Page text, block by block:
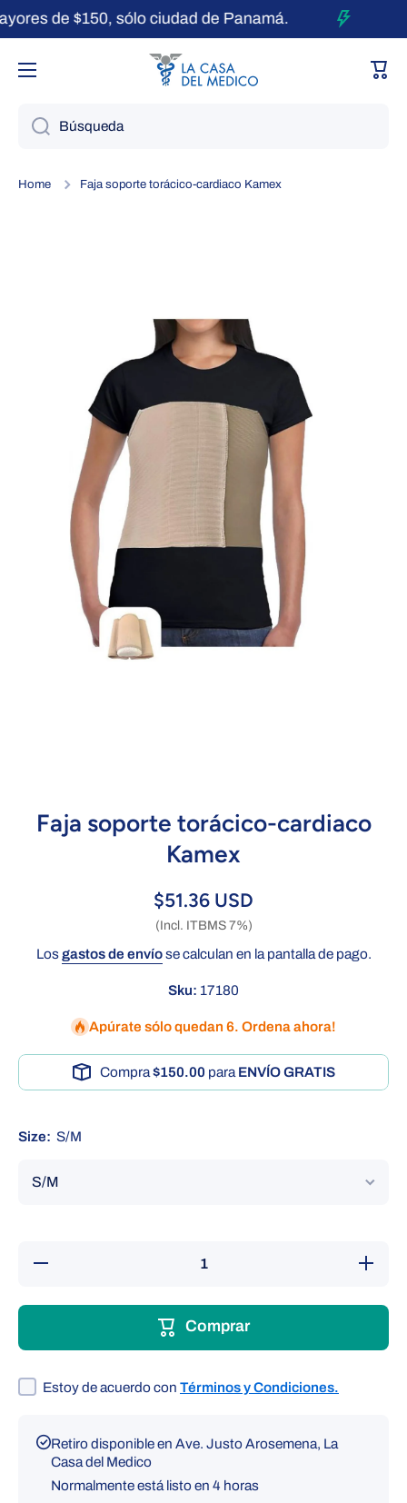
Ir directamente al contenido
de $150, sólo ciudad de Panamá.
Búsqueda
Home Faja soporte torácico-cardiaco Kamex
Faja soporte torácico-cardiaco
Kamex
$51.36 USD
(Incl. ITBMS 7%)
Losgastos de envíose calculan en la pantalla de pago.
Sku: 17180
Apúrate sólo quedan 6. Ordena ahora!
Compra$150.00 para ENVÍO GRATIS
Size: S/M
Reducir
Aumentar
cantidad
torácico-
Kamex
Comprar
Estoy de acuerdo con Términos y Condiciones.
Retiro disponible enAve. Justo Arosemena, La
Casa del Medico
Normalmente está listo en 4 horas